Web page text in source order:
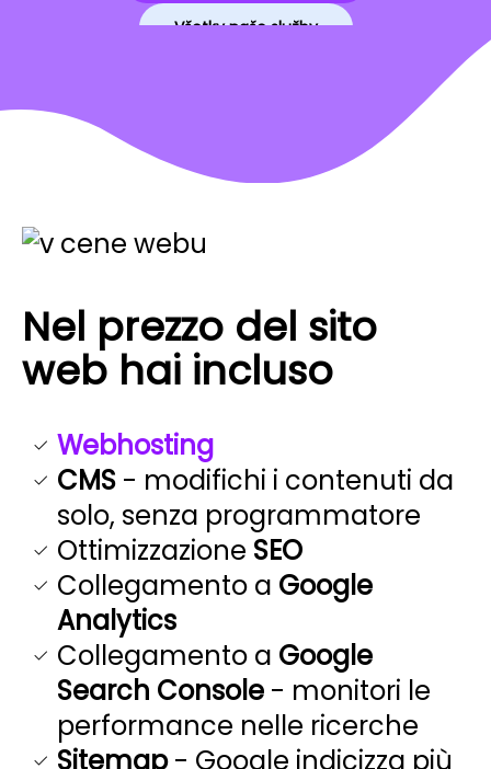
Všetky naše služby
Nel prezzo del sito
web hai incluso
Webhosting
CMS - modifichi i contenuti da
solo, senza programmatore
Ottimizzazione SEO
Collegamento a Google
Analytics
Collegamento a Google
Search Console - monitori le
performance nelle ricerche
Sitemap- Google indicizza più